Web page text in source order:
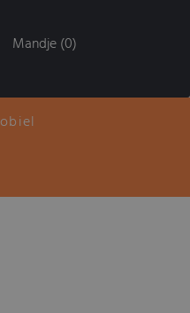
Mandje (0)